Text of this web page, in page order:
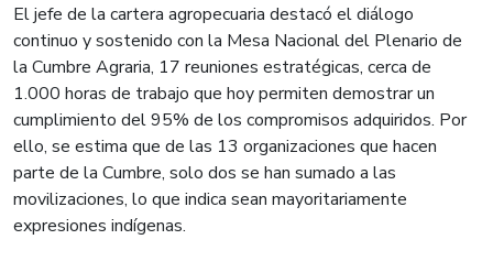
El jefe de la cartera agropecuaria destacó el diálogo
continuo y sostenido con la Mesa Nacional del Plenario de
la Cumbre Agraria, 17 reuniones estratégicas, cerca de
1.000 horas de trabajo que hoy permiten demostrar un
cumplimiento del 95% de los compromisos adquiridos. Por
ello, se estima que de las 13 organizaciones que hacen
parte de la Cumbre, solo dos se han sumado a las
movilizaciones, lo que indica sean mayoritariamente
expresiones indígenas.